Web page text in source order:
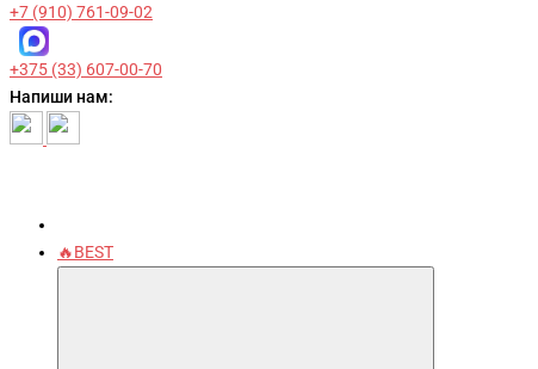
+7 (910) 761-09-02
+375 (33) 607-00-70
Напиши нам:
🔥BEST